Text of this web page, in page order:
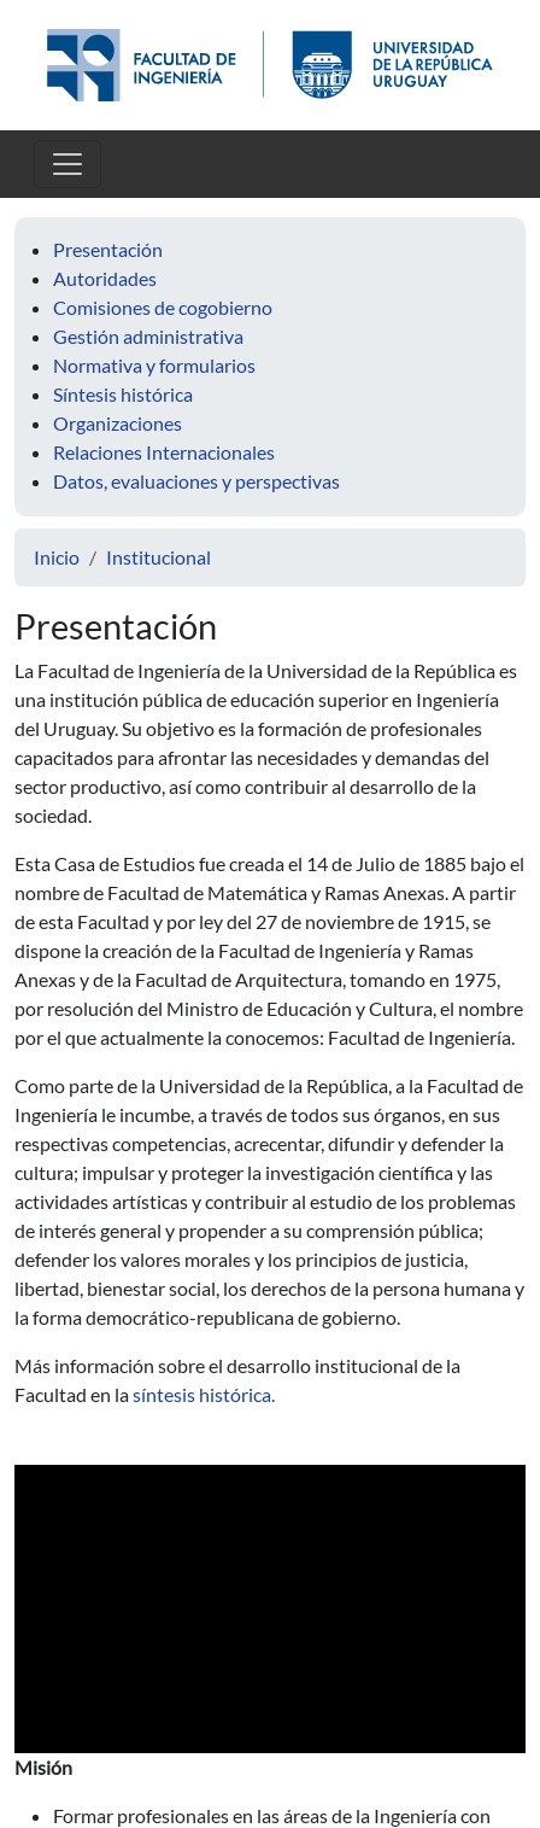
Presentación
Autoridades
Comisiones de cogobierno
Gestión administrativa
Normativa y formularios
Síntesis histórica
Organizaciones
Relaciones Internacionales
Datos, evaluaciones y perspectivas
Inicio Institucional
Presentación
La Facultad de Ingeniería de la Universidad de la República es
una institución pública de educación superior en Ingeniería
del Uruguay. Su objetivo es la formación de profesionales
capacitados para afrontar las necesidades y demandas del
sector productivo, así como contribuir al desarrollo de la
sociedad.
Esta Casa de Estudios fue creada el 14 de Julio de 1885 bajo el
nombre de Facultad de Matemática y Ramas Anexas. A partir
de esta Facultad y por ley del 27 de noviembre de 1915, se
dispone la creación de la Facultad de Ingeniería y Ramas
Anexas y de la Facultad de Arquitectura, tomando en 1975,
por resolución del Ministro de Educación y Cultura, el nombre
por el que actualmente la conocemos: Facultad de Ingeniería.
Como parte de la Universidad de la República, a la Facultad de
Ingeniería le incumbe, a través de todos sus órganos, en sus
respectivas competencias, acrecentar, difundir y defender la
cultura; impulsar y proteger la investigación científica y las
actividades artísticas y contribuir al estudio de los problemas
de interés general y propender a su comprensión pública;
defender los valores morales y los principios de justicia,
libertad, bienestar social, los derechos de la persona humana y
la forma democrático-republicana de gobierno.
Más información sobre el desarrollo institucional de la
Facultad en lasíntesis histórica.
Misión
Formar profesionales en las áreas de la Ingeniería con